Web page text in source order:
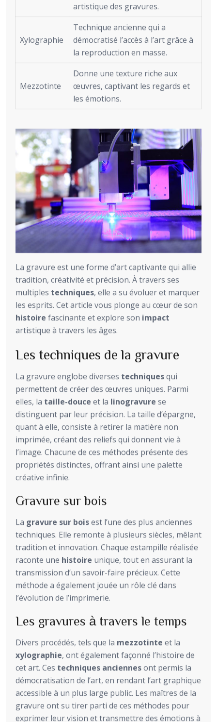
artistique des gravures.
Xylographie
Technique ancienne qui a
démocratisé l’accès à l’art grâce à
la reproduction en masse.
Mezzotinte
Donne une texture riche aux
œuvres, captivant les regards et
les émotions.
La gravure est une forme d’art captivante qui allie
tradition, créativité et précision. À travers ses
multiples techniques, elle a su évoluer et marquer
les esprits. Cet article vous plonge au cœur de son
histoire fascinante et explore son impact
artistique à travers les âges.
Les techniques de la gravure
La gravure englobe diverses techniquesqui
permettent de créer des œuvres uniques. Parmi
elles, la taille-douce et la linogravure se
distinguent par leur précision. La taille d’épargne,
quant à elle, consiste à retirer la matière non
imprimée, créant des reliefs qui donnent vie à
l’image. Chacune de ces méthodes présente des
propriétés distinctes, offrant ainsi une palette
créative infinie.
Gravure sur bois
La gravure sur boisest l’une des plus anciennes
techniques. Elle remonte à plusieurs siècles, mêlant
tradition et innovation. Chaque estampille réalisée
raconte une histoire unique, tout en assurant la
transmission d’un savoir-faire précieux. Cette
méthode a également jouée un rôle clé dans
l’évolution de l’imprimerie.
Les gravures à travers le temps
Divers procédés, tels que la mezzotinte et la
xylographie, ont également façonné l’histoire de
cet art. Ces techniques anciennesont permis la
démocratisation de l’art, en rendant l’art graphique
accessible à un plus large public. Les maîtres de la
gravure ont su tirer parti de ces méthodes pour
exprimer leur vision et transmettre des émotions à